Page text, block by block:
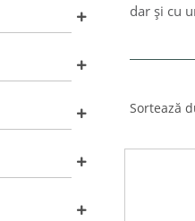
dar și cu
Sortează